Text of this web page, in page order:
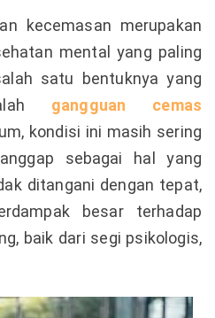
kecemasan merupakan
mental yang paling
satu bentuknya yang
gangguan cemas
kondisi ini masih sering
sebagai hal yang
ditangani dengan tepat,
besar terhadap
baik dari segi psikologis,